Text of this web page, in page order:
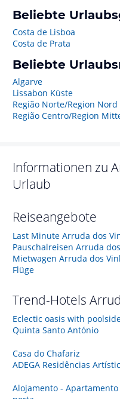
Beliebte
Costa de Lisboa
Costa de Prata
Beliebte
Algarve
Lissabon Küste
Região Norte/Region Nord
Região Centro/Region
Informationen zu
Urlaub
Reiseangebote
Last Minute Arruda dos
Pauschalreisen Arruda
Mietwagen Arruda dos
Flüge
Trend-Hotels
Eclectic oasis with
Quinta Santo António
Casa do Chafariz
ADEGA Residências
Alojamento -